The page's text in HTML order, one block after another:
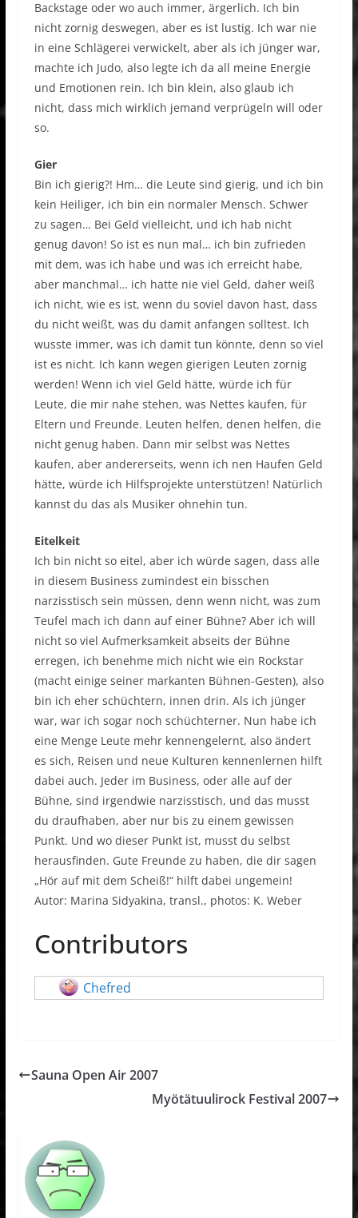
Backstage oder wo auch immer, ärgerlich. Ich bin
nicht zornig deswegen, aber es ist lustig. Ich war nie
in eine Schlägerei verwickelt, aber als ich jünger war,
machte ich Judo, also legte ich da all meine Energie
und Emotionen rein. Ich bin klein, also glaub ich
nicht, dass mich wirklich jemand verprügeln will oder
so.
Gier
Bin ich gierig?! Hm… die Leute sind gierig, und ich bin
kein Heiliger, ich bin ein normaler Mensch. Schwer
zu sagen… Bei Geld vielleicht, und ich hab nicht
genug davon! So ist es nun mal… ich bin zufrieden
mit dem, was ich habe und was ich erreicht habe,
aber manchmal… ich hatte nie viel Geld, daher weiß
ich nicht, wie es ist, wenn du soviel davon hast, dass
du nicht weißt, was du damit anfangen solltest. Ich
wusste immer, was ich damit tun könnte, denn so viel
ist es nicht. Ich kann wegen gierigen Leuten zornig
werden! Wenn ich viel Geld hätte, würde ich für
Leute, die mir nahe stehen, was Nettes kaufen, für
Eltern und Freunde. Leuten helfen, denen helfen, die
nicht genug haben. Dann mir selbst was Nettes
kaufen, aber andererseits, wenn ich nen Haufen Geld
hätte, würde ich Hilfsprojekte unterstützen! Natürlich
kannst du das als Musiker ohnehin tun.
Eitelkeit
Ich bin nicht so eitel, aber ich würde sagen, dass alle
in diesem Business zumindest ein bisschen
narzisstisch sein müssen, denn wenn nicht, was zum
Teufel mach ich dann auf einer Bühne? Aber ich will
nicht so viel Aufmerksamkeit abseits der Bühne
erregen, ich benehme mich nicht wie ein Rockstar
(macht einige seiner markanten Bühnen-Gesten), also
bin ich eher schüchtern, innen drin. Als ich jünger
war, war ich sogar noch schüchterner. Nun habe ich
eine Menge Leute mehr kennengelernt, also ändert
es sich, Reisen und neue Kulturen kennenlernen hilft
dabei auch. Jeder im Business, oder alle auf der
Bühne, sind irgendwie narzisstisch, und das musst
du draufhaben, aber nur bis zu einem gewissen
Punkt. Und wo dieser Punkt ist, musst du selbst
herausfinden. Gute Freunde zu haben, die dir sagen
„Hör auf mit dem Scheiß!“ hilft dabei ungemein!
Autor: Marina Sidyakina, transl., photos: K. Weber
Contributors
Chefred
Sauna Open Air 2007
Myötätuulirock Festival 2007